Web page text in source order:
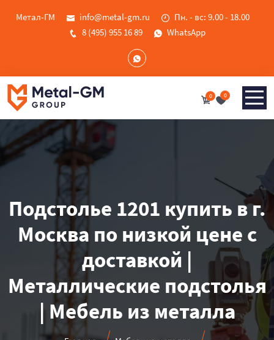
Метал-ГМ info@metal-gm.ru
Пн. - вс: 9.00 - 18.00
8 (495) 955 16 89
WhatsApp
0 0
Подстолье 1201 купить в г.
Москва по низкой цене с
доставкой |
Металлические подстолья
| Мебель из металла